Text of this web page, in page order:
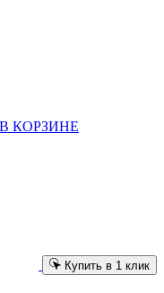
КОРЗИНЕ
Купить в 1 клик